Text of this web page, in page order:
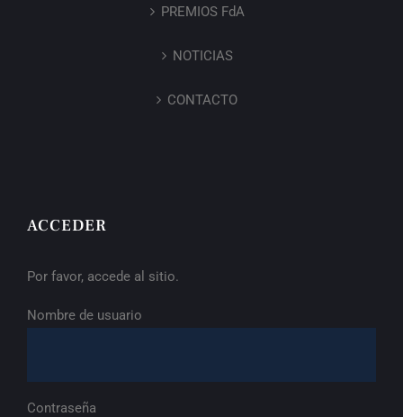
PREMIOS FdA
NOTICIAS
CONTACTO
ACCEDER
Por favor, accede al sitio.
Nombre de usuario
Contraseña